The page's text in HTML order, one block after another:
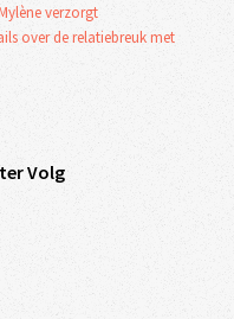
verzorgt
over de relatiebreuk met
Volg